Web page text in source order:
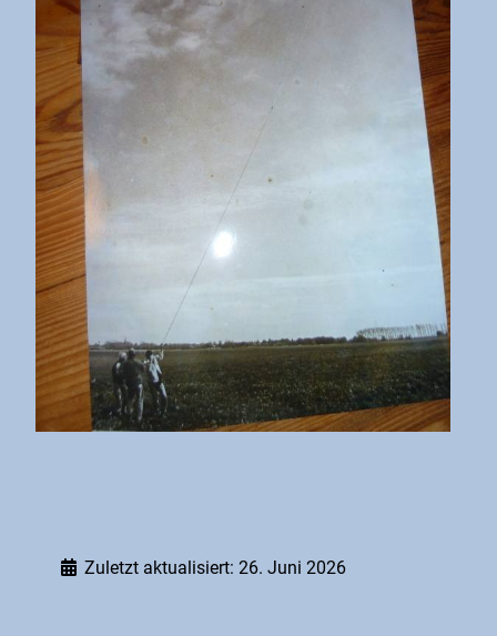
Zuletzt aktualisiert: 26. Juni 2026